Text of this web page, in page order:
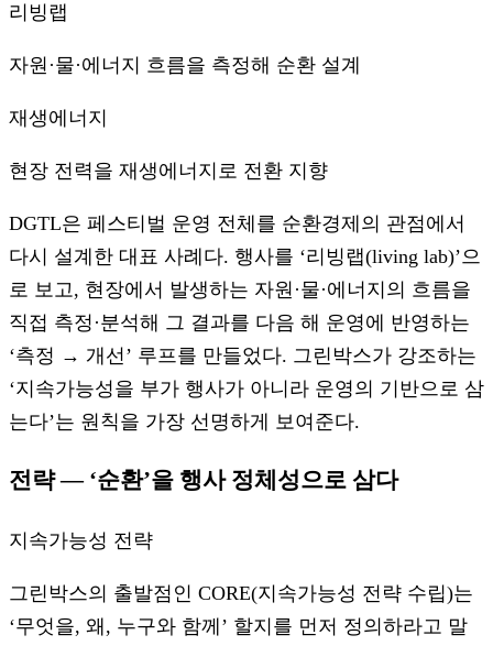
리빙랩
자원·물·에너지 흐름을 측정해 순환 설계
재생에너지
현장 전력을 재생에너지로 전환 지향
DGTL은 페스티벌 운영 전체를 순환경제의 관점에서
다시 설계한 대표 사례다. 행사를 ‘리빙랩(living lab)’으
로 보고, 현장에서 발생하는 자원·물·에너지의 흐름을
직접 측정·분석해 그 결과를 다음 해 운영에 반영하는
‘측정 → 개선’ 루프를 만들었다. 그린박스가 강조하는
‘지속가능성을 부가 행사가 아니라 운영의 기반으로 삼
는다’는 원칙을 가장 선명하게 보여준다.
전략 — ‘순환’을 행사 정체성으로 삼다
지속가능성 전략
그린박스의 출발점인 CORE(지속가능성 전략 수립)는
‘무엇을, 왜, 누구와 함께’ 할지를 먼저 정의하라고 말